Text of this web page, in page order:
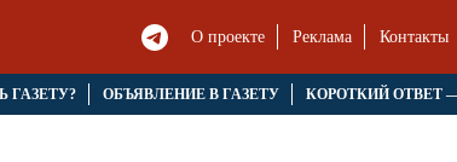
О проекте Реклама Контакты
ГАЗЕТУ? ОБЪЯВЛЕНИЕ В ГАЗЕТУ КОРОТКИЙ ОТВЕТ